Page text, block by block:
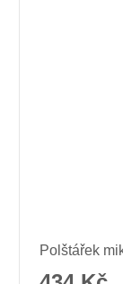
hodnocení
produktu
Polštářek